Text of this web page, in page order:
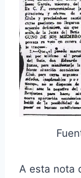
A esta nota